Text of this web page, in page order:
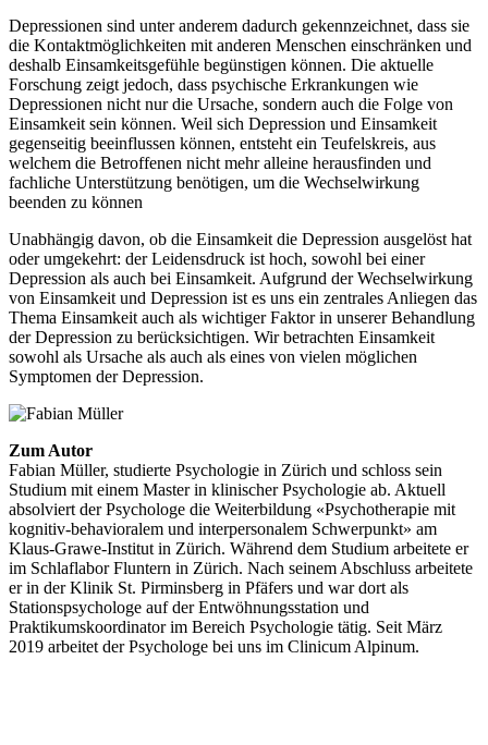
Depressionen sind unter anderem dadurch gekennzeichnet, dass sie
die Kontaktmöglichkeiten mit anderen Menschen einschränken und
deshalb Einsamkeitsgefühle begünstigen können. Die aktuelle
Forschung zeigt jedoch, dass psychische Erkrankungen wie
Depressionen nicht nur die Ursache, sondern auch die Folge von
Einsamkeit sein können. Weil sich Depression und Einsamkeit
gegenseitig beeinflussen können, entsteht ein Teufelskreis, aus
welchem die Betroffenen nicht mehr alleine herausfinden und
fachliche Unterstützung benötigen, um die Wechselwirkung
beenden zu können
Unabhängig davon, ob die Einsamkeit die Depression ausgelöst hat
oder umgekehrt: der Leidensdruck ist hoch, sowohl bei einer
Depression als auch bei Einsamkeit. Aufgrund der Wechselwirkung
von Einsamkeit und Depression ist es uns ein zentrales Anliegen das
Thema Einsamkeit auch als wichtiger Faktor in unserer Behandlung
der Depression zu berücksichtigen. Wir betrachten Einsamkeit
sowohl als Ursache als auch als eines von vielen möglichen
Symptomen der Depression.
Zum Autor
Fabian Müller, studierte Psychologie in Zürich und schloss sein
Studium mit einem Master in klinischer Psychologie ab. Aktuell
absolviert der Psychologe die Weiterbildung «Psychotherapie mit
kognitiv-behavioralem und interpersonalem Schwerpunkt» am
Klaus-Grawe-Institut in Zürich. Während dem Studium arbeitete er
im Schlaflabor Fluntern in Zürich. Nach seinem Abschluss arbeitete
er in der Klinik St. Pirminsberg in Pfäfers und war dort als
Stationspsychologe auf der Entwöhnungsstation und
Praktikumskoordinator im Bereich Psychologie tätig. Seit März
2019 arbeitet der Psychologe bei uns im Clinicum Alpinum.